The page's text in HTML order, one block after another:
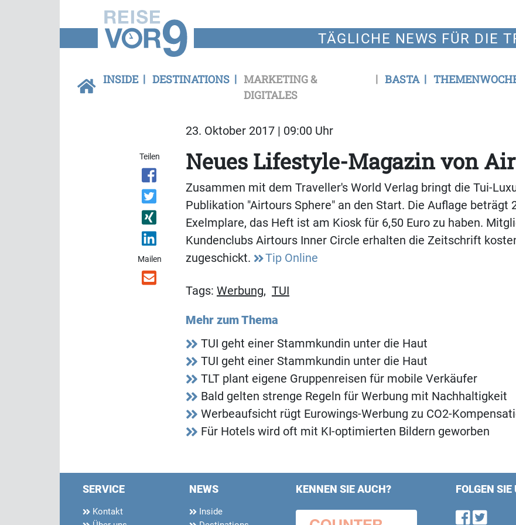
TÄGLICHE NEWS FÜR DIE
INSIDE DESTINATIONS
MARKETING &
DIGITALES
BASTA
23. Oktober 2017 | 09:00 Uhr
Teilen
Mailen
Neues Lifestyle-Magazin von
Zusammen mit dem Traveller's World Verlag bringt die Tui-
Publikation "Airtours Sphere" an den Start. Die Auflage beträgt
Exelmplare, das Heft ist am Kiosk für 6,50 Euro zu haben.
Kundenclubs Airtours Inner Circle erhalten die Zeitschrift
zugeschickt.
Tip Online
Tags: Werbung, TUI
Mehr zum Thema
TUI geht einer Stammkundin unter die Haut
TUI geht einer Stammkundin unter die Haut
TLT plant eigene Gruppenreisen für mobile Verkäufer
Bald gelten strenge Regeln für Werbung mit Nachhaltigkeit
Werbeaufsicht rügt Eurowings-Werbung zu CO2-
Für Hotels wird oft mit KI-optimierten Bildern geworben
SERVICE
Kontakt
NEWS
Inside
KENNEN SIE AUCH? FOLGEN SIE
Find